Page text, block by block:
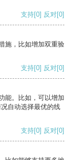
支持[0] 反对[0]
施，比如增加双重验
支持[0] 反对[0]
能。比如，可以增加
自动选择最优的线
支持[0] 反对[0]